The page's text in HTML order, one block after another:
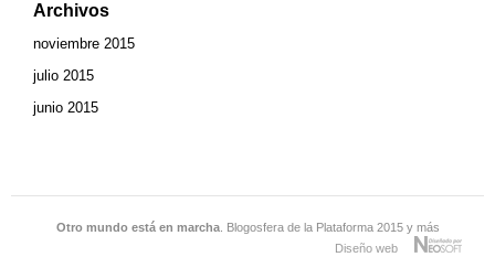
Archivos
noviembre 2015
julio 2015
junio 2015
Otro mundo está en marcha. Blogosfera de la Plataforma 2015 y más
Diseño web